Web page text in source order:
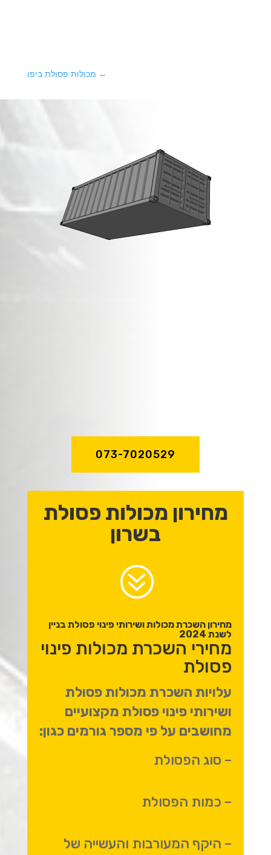
← מכולות פסולת ביפו
073-7020529
מחירון מכולות פסולת
בשרון
?
מחירון השכרת מכולות ושירותי פינוי פסולת בניין
לשנת 2024
מחירי השכרת מכולות פינוי
פסולת
עלויות השכרת מכולות פסולת
ושירותי פינוי פסולת מקצועיים
מחושבים על פי מספר גורמים כגון:
– סוג הפסולת
– כמות הפסולת
– היקף המעורבות והעשייה של